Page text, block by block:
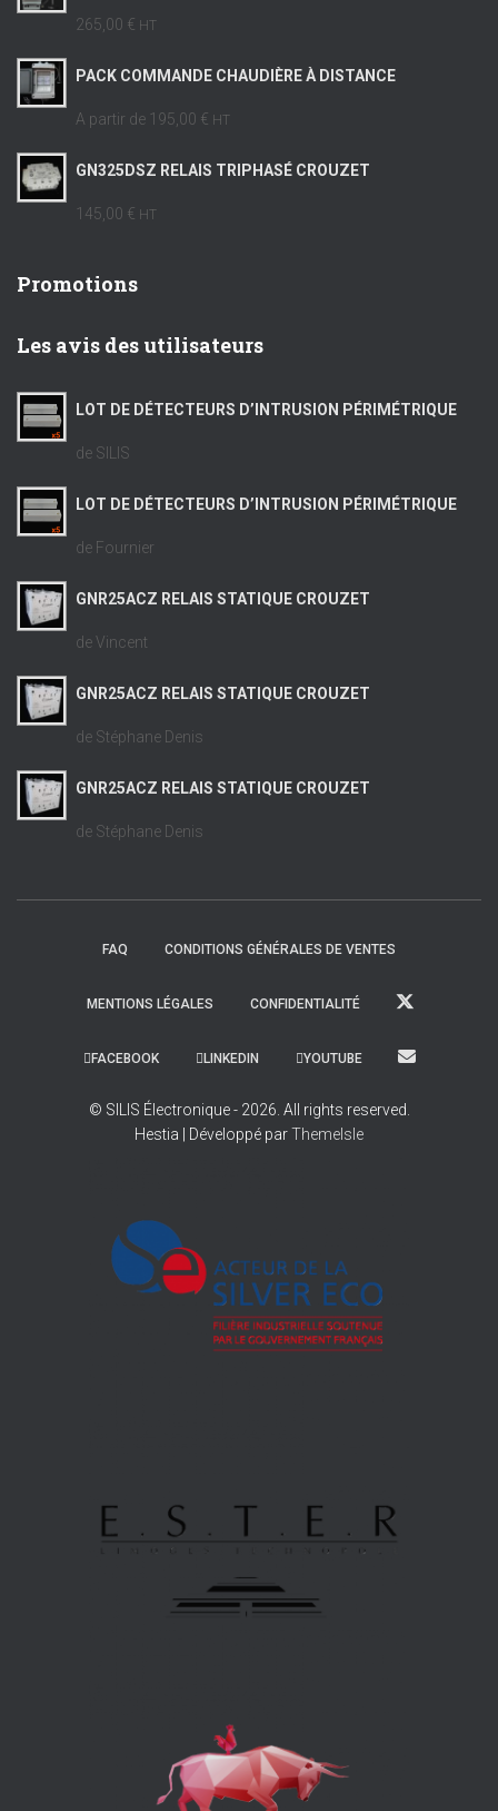
265,00 € HT
PACK COMMANDE CHAUDIÈRE À DISTANCE
A partir de 195,00 € HT
GN325DSZ RELAIS TRIPHASÉ CROUZET
145,00 € HT
Promotions
Les avis des utilisateurs
LOT DE DÉTECTEURS D’INTRUSION PÉRIMÉTRIQUE
de SILIS
LOT DE DÉTECTEURS D’INTRUSION PÉRIMÉTRIQUE
de Fournier
GNR25ACZ RELAIS STATIQUE CROUZET
de Vincent
GNR25ACZ RELAIS STATIQUE CROUZET
de Stéphane Denis
GNR25ACZ RELAIS STATIQUE CROUZET
de Stéphane Denis
FAQ CONDITIONS GÉNÉRALES DE VENTES
MENTIONS LÉGALES CONFIDENTIALITÉ
FACEBOOK LINKEDIN YOUTUBE
© SILIS Électronique - 2026. All rights reserved.
Hestia | Développé parThemeIsle